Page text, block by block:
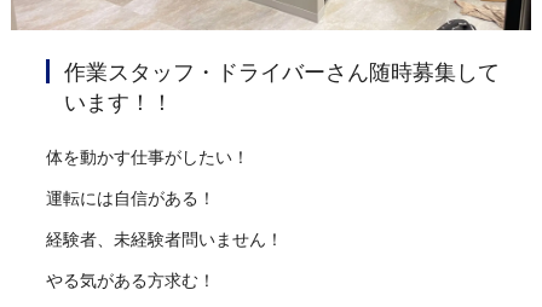
作業スタッフ・ドライバーさん随時募集して
います！！
体を動かす仕事がしたい！
運転には自信がある！
経験者、未経験者問いません！
やる気がある方求む！